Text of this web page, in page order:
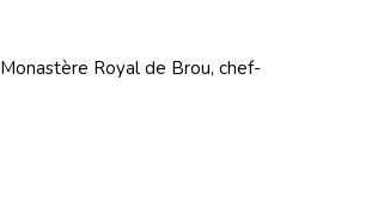
Royal de Brou, chef-